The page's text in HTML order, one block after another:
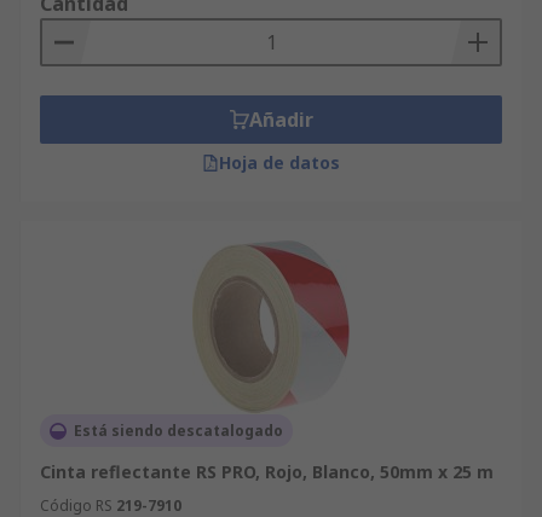
Añadir
Hoja de datos
Está siendo descatalogado
Cinta reflectante RS PRO, Rojo, Blanco, 50mm x 25 m
Código RS 219-7910